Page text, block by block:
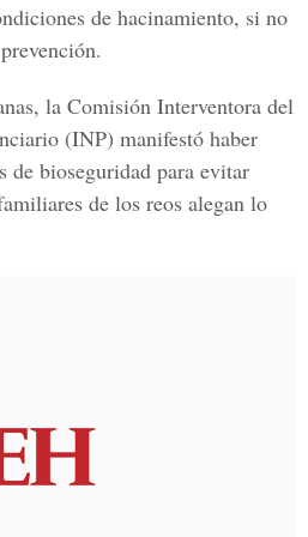
de hacinamiento, si no
la Comisión Interventora del
(INP) manifestó haber
de bioseguridad para evitar
de los reos alegan lo